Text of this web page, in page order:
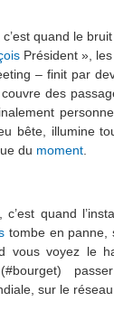
quand le
Président »,
– finit par
des
bête, illumine
du moment
c’est quand
tombe en panne,
vous voyez le
sur le réseau